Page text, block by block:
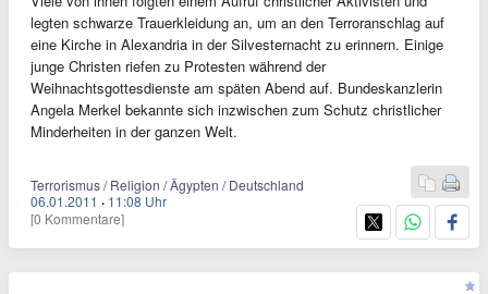
legten schwarze Trauerkleidung an, um an den Terroranschlag auf
eine Kirche in Alexandria in der Silvesternacht zu erinnern. Einige
junge Christen riefen zu Protesten während der
Weihnachtsgottesdienste am späten Abend auf. Bundeskanzlerin
Angela Merkel bekannte sich inzwischen zum Schutz christlicher
Minderheiten in der ganzen Welt.
Terrorismus / Religion / Ägypten / Deutschland
06.01.2011 · 11:08 Uhr
[0 Kommentare]